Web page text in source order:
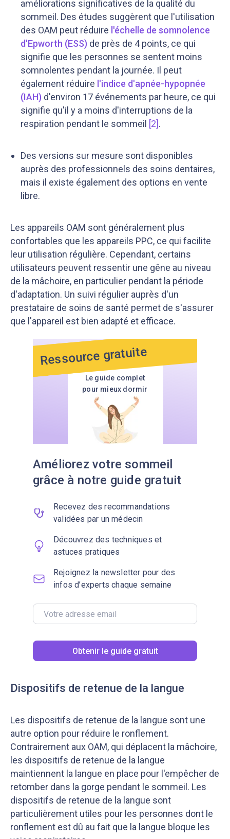
améliorations significatives de la qualité du
sommeil. Des études suggèrent que l'utilisation
des OAM peut réduire l'échelle de somnolence
d'Epworth (ESS) de près de 4 points, ce qui
signifie que les personnes se sentent moins
somnolentes pendant la journée. Il peut
également réduire l'indice d'apnée-hypopnée
(IAH) d'environ 17 événements par heure, ce qui
signifie qu'il y a moins d'interruptions de la
respiration pendant le sommeil [2].
Des versions sur mesure sont disponibles
auprès des professionnels des soins dentaires,
mais il existe également des options en vente
libre.
Les appareils OAM sont généralement plus
confortables que les appareils PPC, ce qui facilite
leur utilisation régulière. Cependant, certains
utilisateurs peuvent ressentir une gêne au niveau
de la mâchoire, en particulier pendant la période
d'adaptation. Un suivi régulier auprès d'un
prestataire de soins de santé permet de s'assurer
que l'appareil est bien adapté et efficace.
Améliorez votre sommeil
grâce à notre guide gratuit
Obtenir le guide gratuit
Recevez des recommandations
validées par un médecin
Découvrez des techniques et
astuces pratiques
Rejoignez la newsletter pour des
infos d’experts chaque semaine
Le guide complet
pour mieux dormir
Ressource gratuite
Dispositifs de retenue de la langue
Les dispositifs de retenue de la langue sont une
autre option pour réduire le ronflement.
Contrairement aux OAM, qui déplacent la mâchoire,
les dispositifs de retenue de la langue
maintiennent la langue en place pour l'empêcher de
retomber dans la gorge pendant le sommeil. Les
dispositifs de retenue de la langue sont
particulièrement utiles pour les personnes dont le
ronflement est dû au fait que la langue bloque les